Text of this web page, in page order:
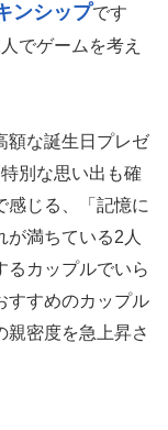
ンシップです
でゲームを考え
額な誕生日プレゼ
別な思い出も確
感じる、「記憶に
満ちている2人
るカップルでいら
すすめのカップル
親密度を急上昇さ